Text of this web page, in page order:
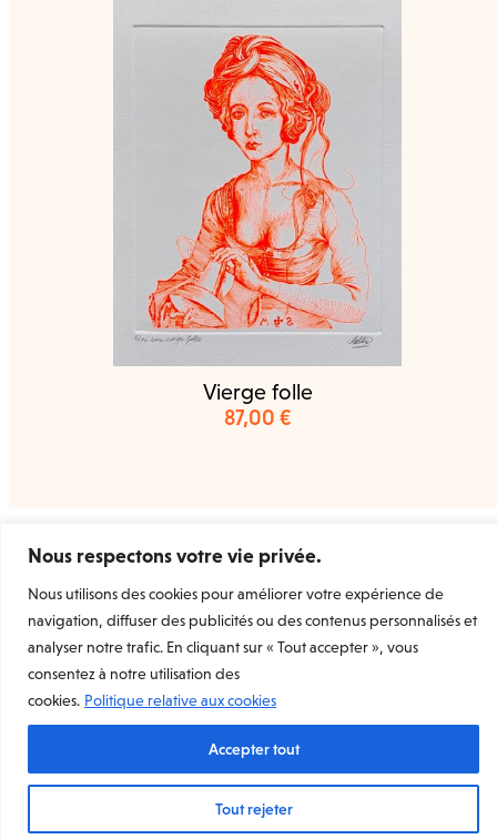
Nous respectons votre vie privée.
Nous utilisons des cookies pour améliorer votre expérience de
navigation, diffuser des publicités ou des contenus personnalisés et
analyser notre trafic. En cliquant sur « Tout accepter », vous
consentez à notre utilisation des
cookies. Politique relative aux cookies
Tout rejeter
Accepter tout
Vierge folle
87,00 €
Welcome Printsla marketplace dédiée à l’estampe
Rejoignez-nous
Mentions légales
Conditions Générales d’utilisation
Conditions Générales d’utilisation (Vendeur)
Charte de données personnelles et de confidentialité